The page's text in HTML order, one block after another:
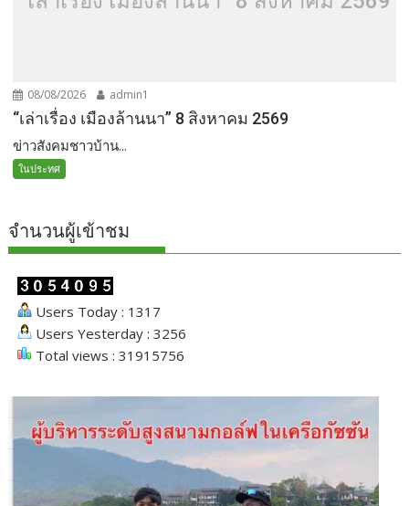
08/08/2026 admin1
“เล่าเรื่อง เมืองล้านนา” 8 สิงหาคม 2569
ข่าวสังคมชาวบ้าน...
ในประทศ
จำนวนผู้เข้าชม
Users Today : 1317
Users Yesterday : 3256
Total views : 31915756